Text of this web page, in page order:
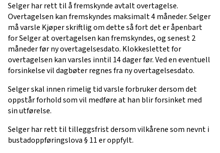
Selger har rett til å fremskynde avtalt overtagelse.
Overtagelsen kan fremskyndes maksimalt 4 måneder. Selger
må varsle Kjøper skriftlig om dette så fort det er åpenbart
for Selger at overtagelsen kan fremskyndes, og senest 2
måneder før ny overtagelsesdato. Klokkeslettet for
overtagelsen kan varsles inntil 14 dager før. Ved en eventuell
forsinkelse vil dagbøter regnes fra ny overtagelsesdato.
Selger skal innen rimelig tid varsle forbruker dersom det
oppstår forhold som vil medføre at han blir forsinket med
sin utførelse.
Selger har rett til tilleggsfrist dersom vilkårene som nevnt i
bustadoppføringslova § 11 er oppfylt.